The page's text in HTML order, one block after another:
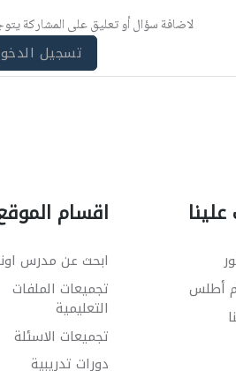
لاضافة سؤال أو تعليق على المشاركة
تسجيل
أطلس
اقسام
ابحث عن مدرس
تجميعات الملفات
التعليمية
تجميعات الاسئلة
دورات تدريبية